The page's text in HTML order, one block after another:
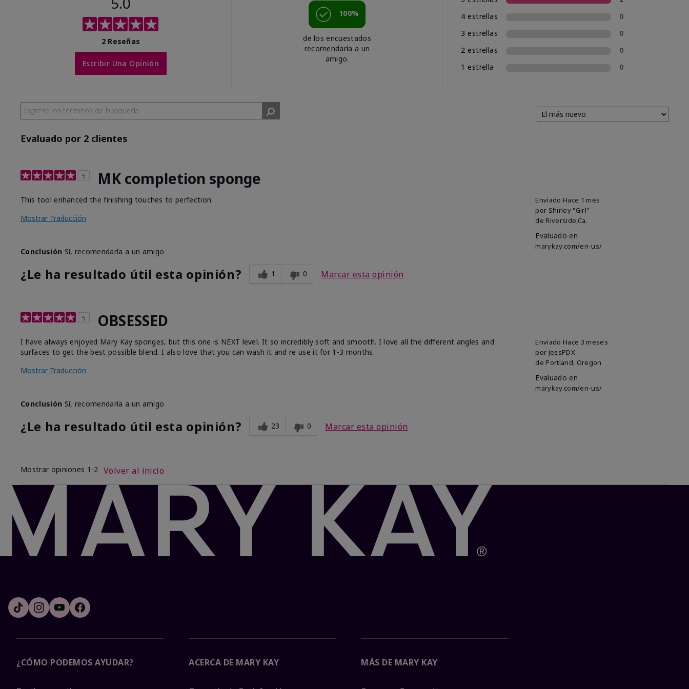
2 Reseñas
Escribir Una Opinión
100%
de los encuestados
recomendaría a un
amigo.
4 estrellas
0
3 estrellas
0
2 estrellas
0
1 estrella
0
Evaluado por 2 clientes
5 MK completion sponge
Enviado Hace 1 mes
por Shirley "Girl"
de Riverside,Ca.
Evaluado en
marykay.com/en-us/
This tool enhanced the finishing touches to perfection.
Mostrar Traducción
Conclusión Sí, recomendaría a un amigo
¿Le ha resultado útil esta opinión? 1 0 Marcar esta opinión
5 OBSESSED
Enviado Hace 3 meses
por JessPDX
de Portland, Oregon
Evaluado en
marykay.com/en-us/
I have always enjoyed Mary Kay sponges, but this one is NEXT level. It so incredibly soft and smooth. I love all the different angles and
surfaces to get the best possible blend. I also love that you can wash it and re use it for 1-3 months.
Mostrar Traducción
Conclusión Sí, recomendaría a un amigo
¿Le ha resultado útil esta opinión? 23 0 Marcar esta opinión
Mostrar opiniones 1-2 Volver al inicio
¿CÓMO PODEMOS AYUDAR? ACERCA DE MARY KAY MÁS DE MARY KAY